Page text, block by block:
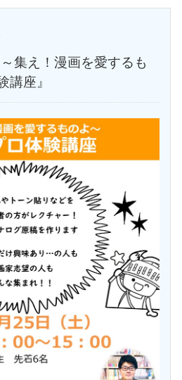
集え！漫画を愛するも
講座』